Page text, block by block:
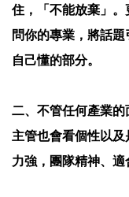
住，「不能放棄」
問你的專業，將話
自己懂的部分。
二、不管任何產業的
主管也會看個性以
力強，團隊精神、適